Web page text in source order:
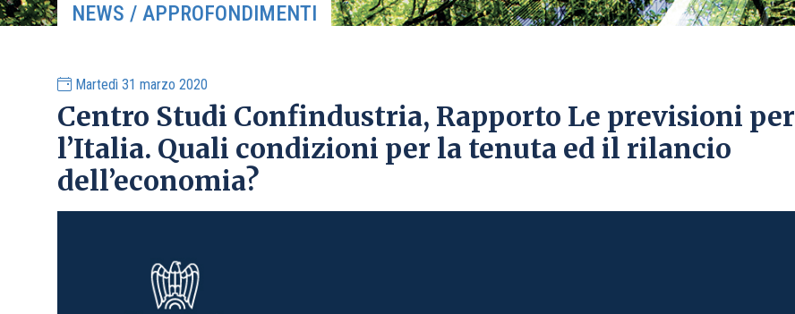
NEWS / APPROFONDIMENTI
Martedì 31 marzo 2020
Centro Studi Confindustria, Rapporto Le previsioni per
l’Italia. Quali condizioni per la tenuta ed il rilancio
dell’economia?